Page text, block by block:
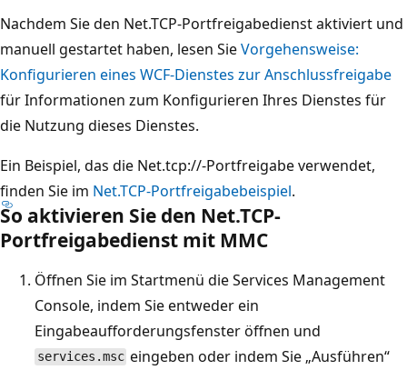
Nachdem Sie den Net.TCP-Portfreigabedienst aktiviert und
manuell gestartet haben, lesen SieVorgehensweise:
Konfigurieren eines WCF-Dienstes zur Anschlussfreigabe
für Informationen zum Konfigurieren Ihres Dienstes für
die Nutzung dieses Dienstes.
Ein Beispiel, das die Net.tcp://-Portfreigabe verwendet,
finden Sie im Net.TCP-Portfreigabebeispiel.
So aktivieren Sie den Net.TCP-
Portfreigabedienst mit MMC
Öffnen Sie im Startmenü die Services Management
Console, indem Sie entweder ein
Eingabeaufforderungsfenster öffnen und
services.msc eingeben oder indem Sie „Ausführen“